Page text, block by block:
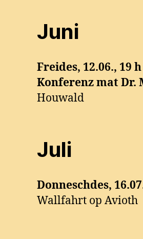
Juni
Freides, 12.06., 19 h
Konferenz mat Dr.
Houwald
Juli
Donneschdes,
Wallfahrt op Avioth